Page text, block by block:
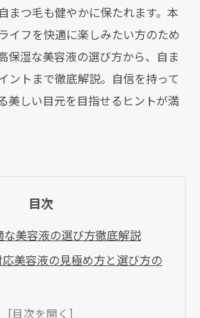
まつ毛も健やかに保たれます。本
イフを快適に楽しみたい方のため
保湿な美容液の選び方から、自ま
ントまで徹底解説。自信を持って
美しい目元を目指せるヒントが満
目次
な美容液の選び方徹底解説
応美容液の見極め方と選び方の
長持ちさせる成分と美容液の特